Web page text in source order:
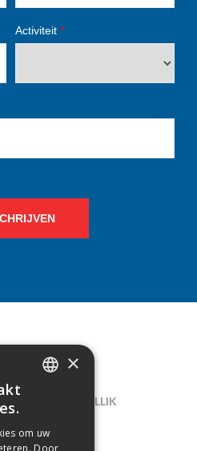
Activiteit *
22, B-1731 ZELLIK
238.10.11
×
om uw
Door